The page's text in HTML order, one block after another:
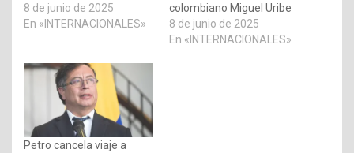
8 de junio de 2025
En «INTERNACIONALES»
colombiano Miguel Uribe
8 de junio de 2025
En «INTERNACIONALES»
Petro cancela viaje a